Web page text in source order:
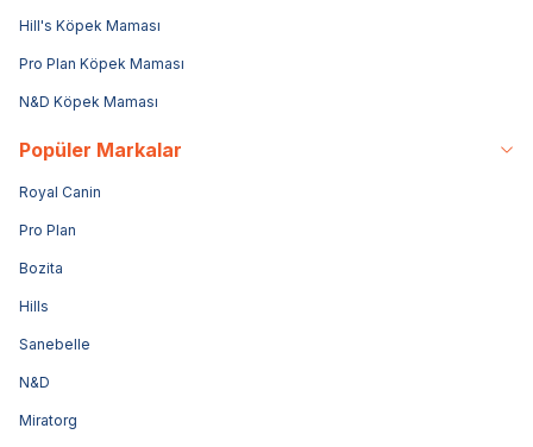
Hill's Köpek Maması
Pro Plan Köpek Maması
N&D Köpek Maması
Popüler Markalar
Royal Canin
Pro Plan
Bozita
Hills
Sanebelle
N&D
Miratorg